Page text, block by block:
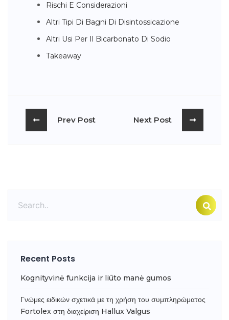
Rischi E Considerazioni
Altri Tipi Di Bagni Di Disintossicazione
Altri Usi Per Il Bicarbonato Di Sodio
Takeaway
Prev Post Next Post
Recent Posts
Kognityvinė funkcija ir liūto manė gumos
Γνώμες ειδικών σχετικά με τη χρήση του συμπληρώματος
Fortolex στη διαχείριση Hallux Valgus